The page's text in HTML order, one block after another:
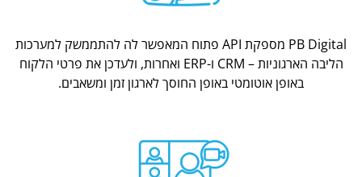
PB Digital מספקת API פתוח המאפשר לה להתממשק למערכות
הליבה הארגוניות – CRM ו-ERP ואחרות, ולעדכן את פרטי הלקוח
באופן אוטומטי באופן החוסך לארגון זמן ומשאבים.